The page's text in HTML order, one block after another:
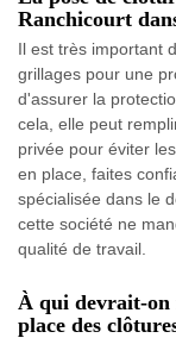
Ranchicourt
Il est très important
grillages pour une
d'assurer la
cela, elle peut
privée pour éviter
en place, faites
spécialisée dans le
cette société ne
qualité de travail.
À qui devrait-on
place des